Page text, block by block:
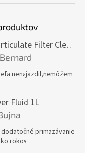
JLM Diesel Particulate Filter Cleaner 375ml - čistič DPF
je 5 z 5 hviezdičiek.
nenajazdil,nemôžem
Fluid 1L
je 5 z 5 hviezdičiek.
primazávanie
rokov